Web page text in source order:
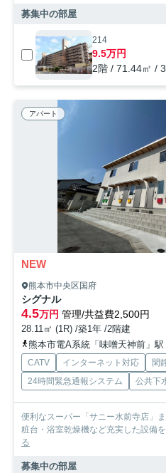
募集中の部屋
214
9.5万円
2階 / 71.44㎡ /
アパート
NEW
熊本市中央区国府
シグナル
4.5万円 管理/共益費2,500円
28.11㎡ (1R) /築1年 /2階建
熊本市電A系統「味噌天神前」
CATV インターネット対応
閑
24時間緊急通報システム
公共下
便利なスーパー「サニー水前寺店」
粧台・浴室乾燥機など充実した設備
る
募集中の部屋